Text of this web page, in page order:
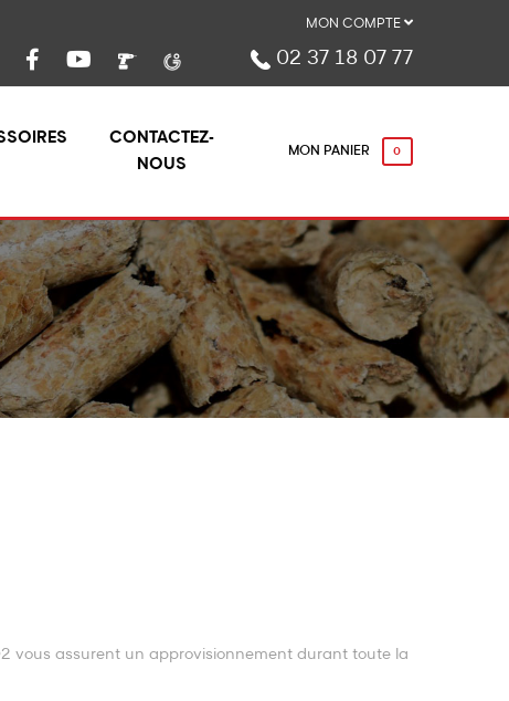
MON COMPTE
02 37 18 07 77
CONTACTEZ-
NOUS
MON PANIER 0
vous assurent un approvisionnement durant toute la